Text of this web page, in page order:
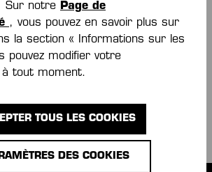
premier à découvrir les
produits et les promotions.
15% de réduction !
Sur notre Page de
, vous pouvez en savoir plus sur
la section « Informations sur les
pouvez modifier votre
tout moment.
DES COOKIES
TOUS LES COOKIES